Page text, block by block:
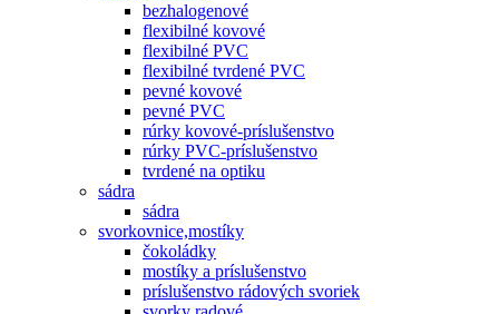
bezhalogenové
flexibilné kovové
flexibilné PVC
flexibilné tvrdené PVC
pevné kovové
pevné PVC
rúrky kovové-príslušenstvo
rúrky PVC-príslušenstvo
tvrdené na optiku
sádra
sádra
svorkovnice,mostíky
čokoládky
mostíky a príslušenstvo
príslušenstvo rádových svoriek